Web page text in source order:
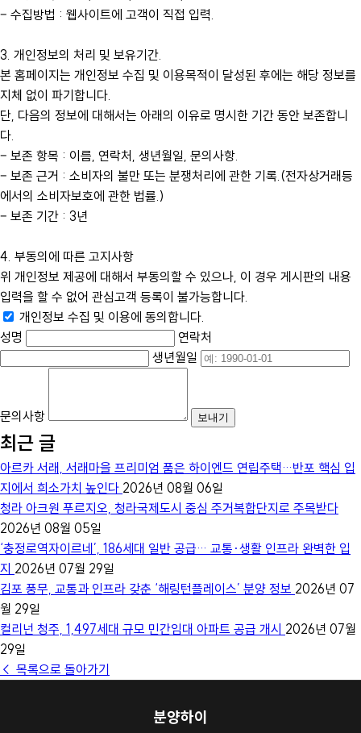
– 수집방법 : 웹사이트에 고객이 직접 입력.
3. 개인정보의 처리 및 보유기간.
본 홈페이지는 개인정보 수집 및 이용목적이 달성된 후에는 해당 정보를
지체 없이 파기합니다.
단, 다음의 정보에 대해서는 아래의 이유로 명시한 기간 동안 보존합니
다.
– 보존 항목 : 이름, 연락처, 생년월일, 문의사항.
– 보존 근거 : 소비자의 불만 또는 분쟁처리에 관한 기록.(전자상거래등
에서의 소비자보호에 관한 법률.)
– 보존 기간 : 3년
4. 부동의에 따른 고지사항
위 개인정보 제공에 대해서 부동의할 수 있으나, 이 경우 게시판의 내용
입력을 할 수 없어 관심고객 등록이 불가능합니다.
개인정보 수집 및 이용에 동의합니다.
성명
연락처
생년월일
문의사항
최근 글
아르카 서래, 서래마을 프리미엄 품은 하이엔드 연립주택…반포 핵심 입
지에서 희소가치 높인다 2026년 08월 06일
청라 아크원 푸르지오, 청라국제도시 중심 주거복합단지로 주목받다
2026년 08월 05일
‘충정로역자이르네’, 186세대 일반 공급… 교통·생활 인프라 완벽한 입
지 2026년 07월 29일
김포 풍무, 교통과 인프라 갖춘 ‘해링턴플레이스’ 분양 정보 2026년 07
월 29일
컬리넌 청주, 1,497세대 규모 민간임대 아파트 공급 개시 2026년 07월
29일
← 목록으로 돌아가기
분양하이